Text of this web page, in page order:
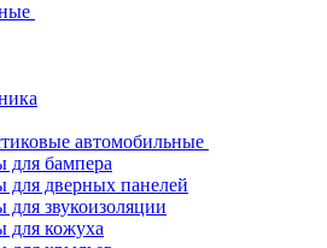
автомобильные
для бампера
для дверных панелей
звукоизоляции
для кожуха